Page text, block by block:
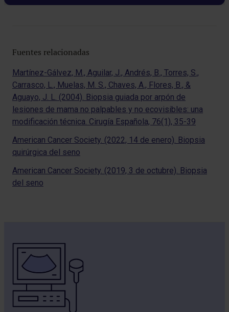
Fuentes relacionadas
Martínez-Gálvez, M., Aguilar, J., Andrés, B., Torres, S.,
Carrasco, L., Muelas, M. S., Chaves, A., Flores, B., &
Aguayo, J. L. (2004). Biopsia guiada por arpón de
lesiones de mama no palpables y no ecovisibles: una
modificación técnica. Cirugía Española, 76(1), 35-39
American Cancer Society. (2022, 14 de enero). Biopsia
quirúrgica del seno
American Cancer Society. (2019, 3 de octubre). Biopsia
del seno